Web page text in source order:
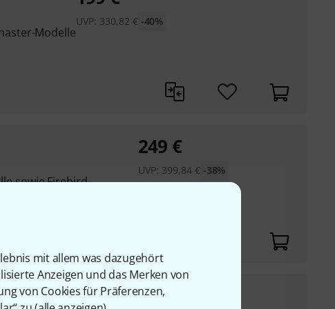
mit allem was dazugehört
Anzeigen und das Merken von
von Cookies für Präferenzen,
Modelle
UVP: 330,82 € -40%
sowie Firebird-,
249 €
UVP: 399,84 € -38%
222€